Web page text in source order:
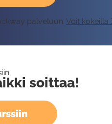
palveluun. Voit kokeilla
soittaa!